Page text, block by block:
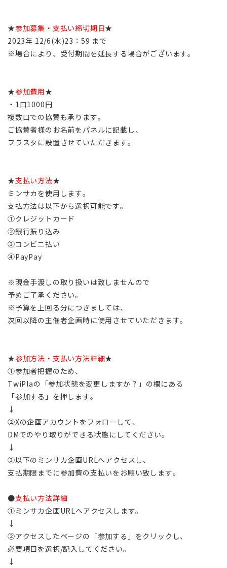
★参加募集・支払い締切期日★
2023年 12/6(水)23：59 まで
※場合により、受付期間を延長する場合がございます。
★参加費用★
・1口1000円
複数口での協賛も承ります。
ご協賛者様のお名前をパネルに記載し、
フラスタに設置させていただきます。
★支払い方法★
ミンサカを使用します。
支払方法は以下から選択可能です。
①クレジットカード
②銀行振り込み
③コンビニ払い
④PayPay
※現金手渡しの取り扱いは致しませんので
予めご了承ください。
※予算を上回る分につきましては、
次回以降の主催者企画時に使用させていただきます。
★参加方法・支払い方法詳細★
①参加者把握のため、
TwiPlaの「参加状態を変更しますか？」の欄にある
「参加する」を押します。
↓
②Xの企画アカウントをフォローして、
DMでのやり取りができる状態にしてください。
↓
③以下のミンサカ企画URLへアクセスし、
支払期限までに参加費の支払いをお願い致します。
●支払い方法詳細
①ミンサカ企画URLへアクセスします。
↓
②アクセスしたページの「参加する」をクリックし、
必要項目を選択/記入してください。
↓